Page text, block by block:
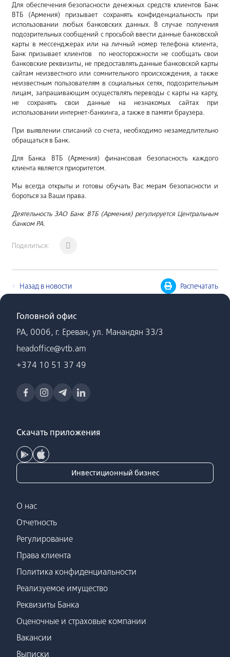
Для обеспечения безопасности денежных средств клиентов Банк
ВТБ (Армения) призывает сохранять конфиденциальность при
использовании любых банковских данных. В случае получения
подозрительных сообщений с просьбой ввести данные банковской
карты в мессенджерах или на личный номер телефона клиента,
Банк призывает клиентов по неосторожности не сообщать свои
банковские реквизиты, не предоставлять данные банковской карты
сайтам неизвестного или сомнительного происхождения, а также
неизвестным пользователям в социальных сетях, подозрительным
лицам, запрашивающим осуществлять переводы с карты на карту,
не сохранять свои данные на незнакомых сайтах при
использовании интернет-банкинга, а также в памяти браузера.
При выявлении списаний со счета, необходимо незамедлительно
обращаться в Банк.
Для Банка ВТБ (Армения) финансовая безопасность каждого
клиента является приоритетом.
Мы всегда открыты и готовы обучать Вас мерам безопасности и
бороться за Ваши права.
Деятельность ЗАО Банк ВТБ (Армения) регулируется Центральным
банком РА.
Поделиться:
Назад в новости Распечатать
Головной офис
РА, 0006, г. Ереван, ул. Манандян 33/3
headoffice@vtb.am
+374 10 51 37 49
Скачать приложения
Инвестиционный бизнес
О нас
Отчетность
Регулирование
Права клиента
Политика конфиденциальности
Реализуемое имущество
Реквизиты Банка
Оценочные и страховые компании
Вакансии
Выписки